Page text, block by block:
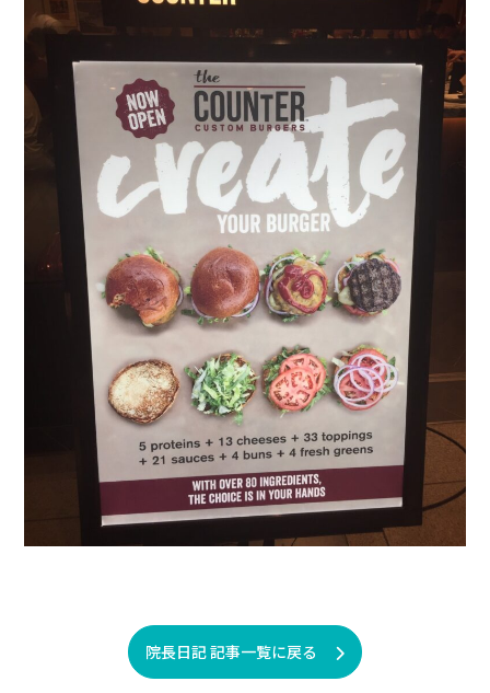
院長日記 記事一覧に戻る